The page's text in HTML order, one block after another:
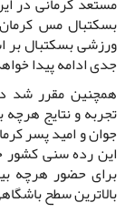
بسکتبال مس
ورزشی بسکتبال
جدی ادامه پیدا
همچنین مقرر شد
تجربه و نتایج
جوان و امید پسر
این رده سنی کشور
برای حضور هرچه
بالاترین سطح